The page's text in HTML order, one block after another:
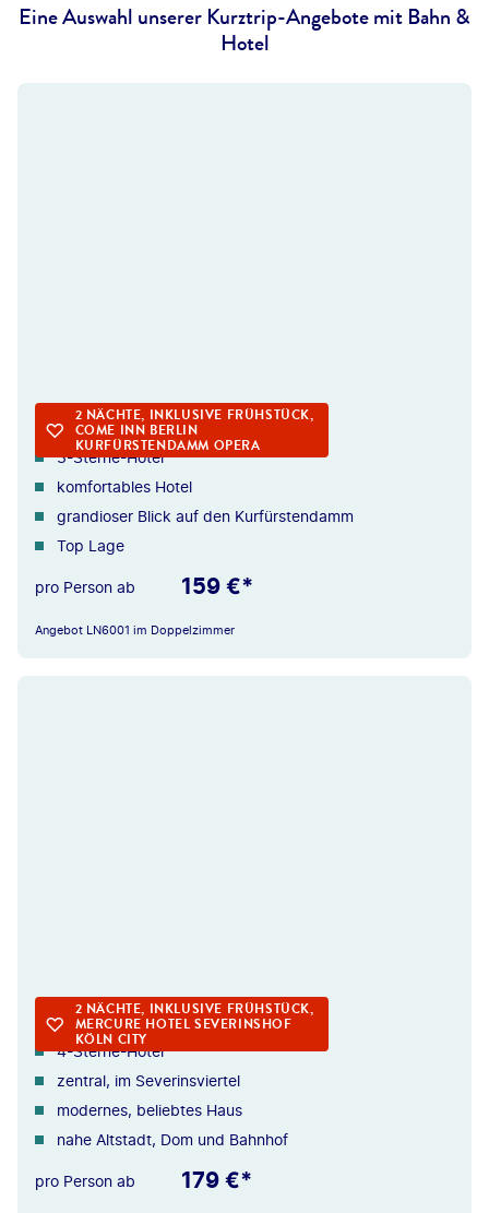
Eine Auswahl unserer Kurztrip-Angebote mit Bahn &
Hotel
2 NÄCHTE, INKLUSIVE FRÜHSTÜCK,
COME INN BERLIN
KURFÜRSTENDAMM OPERA
BERLIN
3-Sterne-Hotel
komfortables Hotel
grandioser Blick auf den Kurfürstendamm
Top Lage
pro Person ab 159 €*
Angebot LN6001 im Doppelzimmer
2 NÄCHTE, INKLUSIVE FRÜHSTÜCK,
MERCURE HOTEL SEVERINSHOF
KÖLN CITY
KÖLN
4-Sterne-Hotel
zentral, im Severinsviertel
modernes, beliebtes Haus
nahe Altstadt, Dom und Bahnhof
pro Person ab 179 €*